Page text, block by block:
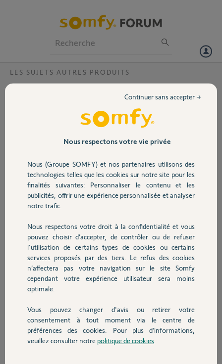
Volet
Sécurité
Domotique
Chauffage
Autres produits
Devis avec un pro
Contact
LES SUJETS AUTRES PRODUITS
changement pile TELIS 6 CHRONIS RTS ?
Le voyant changement de piles est apparu une fois. Depuis, la
télécommande fonctionne normalement.
Pour changer les piles, faut il que le voyant soit permanent ?
Merci,
JEAN J.
il y a presque 2 ans
Participer au fil de discussion
Réponses
Bonjour
Maintenant, s'il s'est allumé une fois, c'est sans doute qu'il est temps de
remplacer les piles. Il va certainement s'allumer en permanence dans pas
longtemps.
Bonne journée !
Nous respectons votre vie privée
Nous (Groupe SOMFY) et nos partenaires utilisons des
technologies telles que les cookies sur notre site pour les
finalités suivantes: Personnaliser le contenu et les
publicités, offrir une expérience personnalisée et analyser
notre trafic.
Nous respectons votre droit à la confidentialité et vous
pouvez choisir d’accepter, de contrôler ou de refuser
l'utilisation de certains types de cookies ou certains
services proposés par des tiers. Le refus des cookies
n’affectera pas votre navigation sur le site Somfy
cependant votre expérience utilisateur sera moins
optimale.
Vous pouvez changer d'avis ou retirer votre
consentement à tout moment via le centre de
préférences des cookies. Pour plus d’informations,
veuillez consulter notre politique de cookies
Continuer sans accepter →